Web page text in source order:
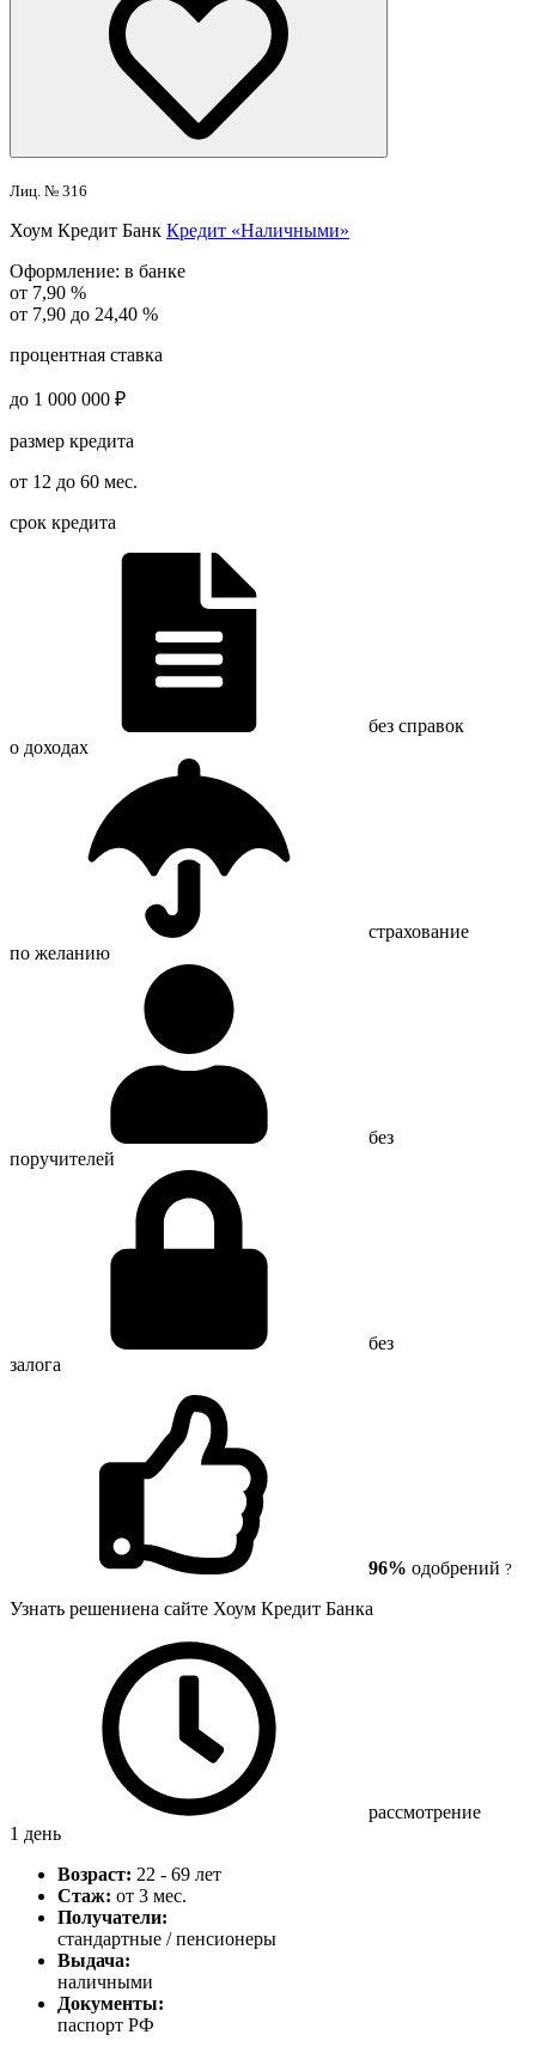
Лиц. № 316
Хоум Кредит Банк Кредит «Наличными»
Оформление: в банке
от 7,90 %
от 7,90 до 24,40 %
процентная ставка
до 1 000 000 ₽
размер кредита
от 12 до 60 мес.
срок кредита
без справок
о доходах
страхование
по желанию
без
поручителей
без
залога
96% одобрений ?
Узнать решениена сайте Хоум Кредит Банка
рассмотрение
1 день
Возраст: 22 - 69 лет
Стаж: от 3 мес.
Получатели:
стандартные / пенсионеры
Выдача:
наличными
Документы:
паспорт РФ